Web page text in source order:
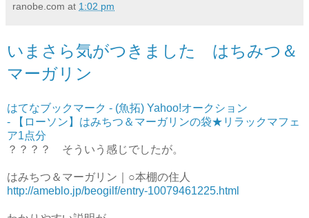
ranobe.com at 1:02 pm
いまさら気がつきました はちみつ＆
マーガリン
はてなブックマーク - (魚拓) Yahoo!オークション
- 【ローソン】はみちつ＆マーガリンの袋★リラックマフェ
ア1点分
？？？？ そういう感じでしたが。
はみちつ＆マーガリン｜○本棚の住人
http://ameblo.jp/beogilf/entry-10079461225.html